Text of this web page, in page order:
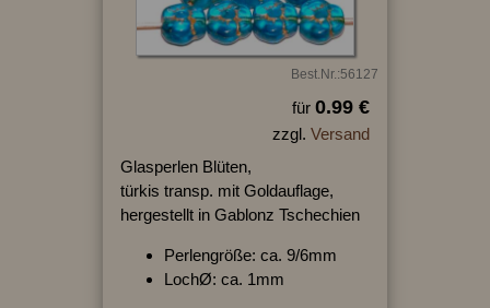
Best.Nr.:56127
für 0.99 €
zzgl. Versand
Glasperlen Blüten,
türkis transp. mit Goldauflage,
hergestellt in Gablonz Tschechien
Perlengröße: ca. 9/6mm
LochØ: ca. 1mm